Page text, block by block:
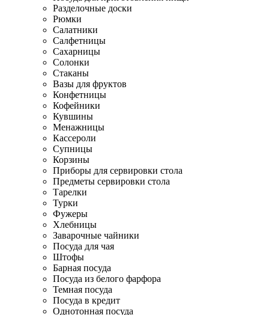
Разделочные доски
Рюмки
Салатники
Салфетницы
Сахарницы
Солонки
Стаканы
Вазы для фруктов
Конфетницы
Кофейники
Кувшины
Менажницы
Кассероли
Супницы
Корзины
Приборы для сервировки стола
Предметы сервировки стола
Тарелки
Турки
Фужеры
Хлебницы
Заварочные чайники
Посуда для чая
Штофы
Барная посуда
Посуда из белого фарфора
Темная посуда
Посуда в кредит
Однотонная посуда